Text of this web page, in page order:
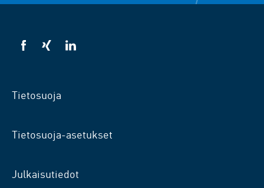
VSB
VSB
VSB
Tietosuoja
Tietosuoja-asetukset
Julkaisutiedot